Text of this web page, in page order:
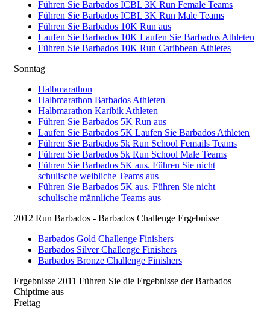
Führen Sie Barbados ICBL 3K Run Female Teams
Führen Sie Barbados ICBL 3K Run Male Teams
Führen Sie Barbados 10K Run aus
Laufen Sie Barbados 10K Laufen Sie Barbados Athleten
Führen Sie Barbados 10K Run Caribbean Athletes
Sonntag
Halbmarathon
Halbmarathon Barbados Athleten
Halbmarathon Karibik Athleten
Führen Sie Barbados 5K Run aus
Laufen Sie Barbados 5K Laufen Sie Barbados Athleten
Führen Sie Barbados 5k Run School Femails Teams
Führen Sie Barbados 5k Run School Male Teams
Führen Sie Barbados 5K aus. Führen Sie nicht
schulische weibliche Teams aus
Führen Sie Barbados 5K aus. Führen Sie nicht
schulische männliche Teams aus
2012 Run Barbados - Barbados Challenge Ergebnisse
Barbados Gold Challenge Finishers
Barbados Silver Challenge Finishers
Barbados Bronze Challenge Finishers
Ergebnisse 2011 Führen Sie die Ergebnisse der Barbados
Chiptime aus
Freitag